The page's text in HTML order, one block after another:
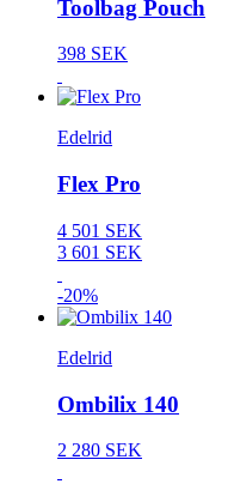
Toolbag Pouch
398 SEK
Edelrid
Flex Pro
4 501 SEK
3 601 SEK
-20%
Edelrid
Ombilix 140
2 280 SEK